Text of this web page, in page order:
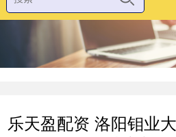
乐天盈配资 洛阳钼业